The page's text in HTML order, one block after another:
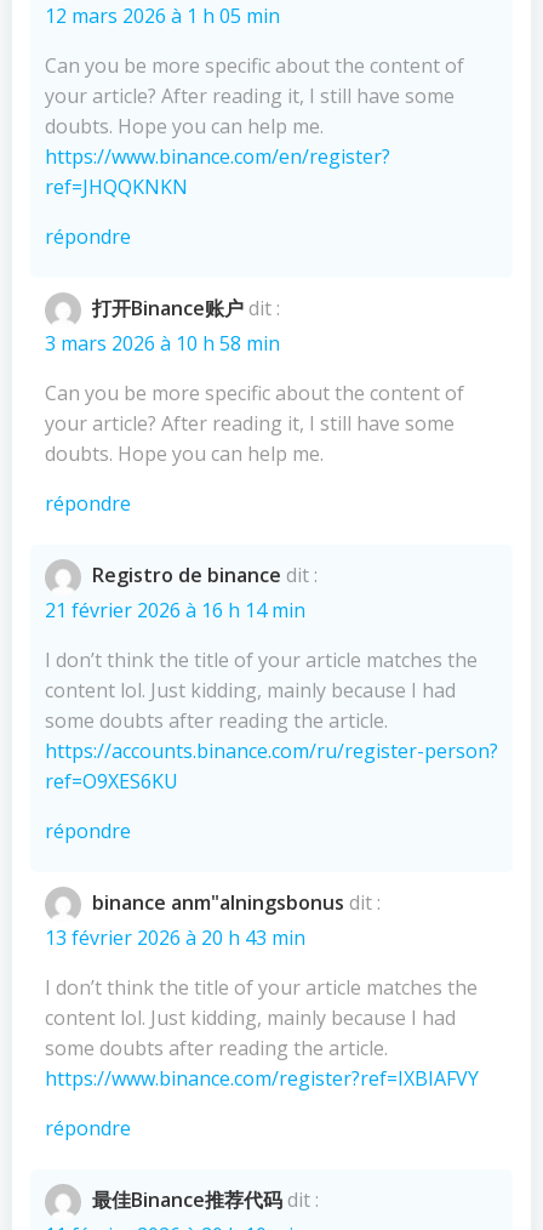
12 mars 2026 à 1 h 05 min
Can you be more specific about the content of
your article? After reading it, I still have some
doubts. Hope you can help me.
https://www.binance.com/en/register?
ref=JHQQKNKN
répondre
打开Binance账户dit :
3 mars 2026 à 10 h 58 min
Can you be more specific about the content of
your article? After reading it, I still have some
doubts. Hope you can help me.
répondre
Registro de binance dit :
21 février 2026 à 16 h 14 min
I don’t think the title of your article matches the
content lol. Just kidding, mainly because I had
some doubts after reading the article.
https://accounts.binance.com/ru/register-person?
ref=O9XES6KU
répondre
binance anm"alningsbonus dit :
13 février 2026 à 20 h 43 min
I don’t think the title of your article matches the
content lol. Just kidding, mainly because I had
some doubts after reading the article.
https://www.binance.com/register?ref=IXBIAFVY
répondre
最佳Binance推荐代码dit :